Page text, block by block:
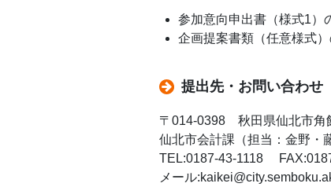
参加意向申出書（様式1
企画提案書類（任意様式
提出先・お問い合わせ
〒014-0398 秋田県仙北市角
仙北市会計課（担当：金野・
TEL:0187-43-1118
メール